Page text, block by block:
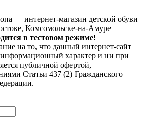
— интернет-магазин детской обуви
Комсомольске-на-Амуре
в тестовом режиме!
на то, что данный интернет-сайт
характер и ни при
публичной офертой,
Статьи 437 (2) Гражданского